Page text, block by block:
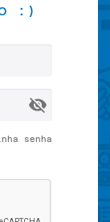
:)
visibility_off
senha